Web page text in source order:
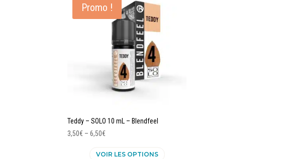
Promo !
Teddy – SOLO 10 mL – Blendfeel
3,50€ –6,50€
VOIR LES OPTIONS
produit